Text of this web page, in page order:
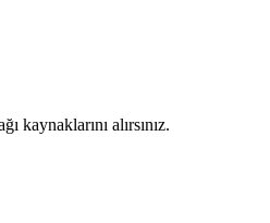
kaynaklarını alırsınız.